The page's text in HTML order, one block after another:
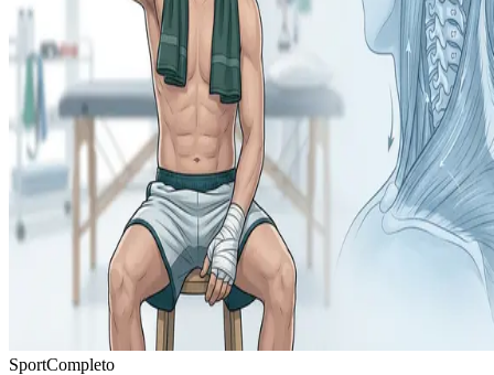
SportCompleto